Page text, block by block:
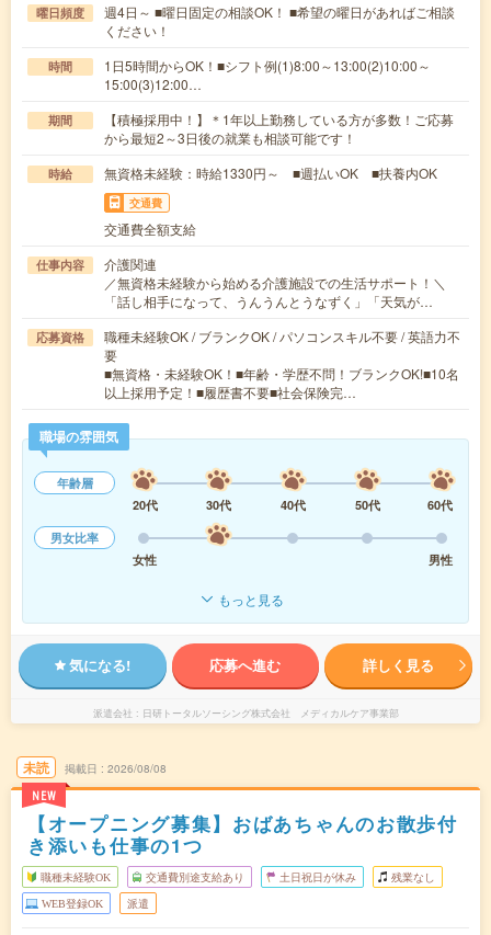
曜日頻度
週4日～ ■曜日固定の相談OK！ ■希望の曜日があればご相談
ください！
時間
1日5時間からOK！■シフト例(1)8:00～13:00(2)10:00～
15:00(3)12:00…
期間
【積極採用中！】＊1年以上勤務している方が多数！ご応募
から最短2～3日後の就業も相談可能です！
時給 無資格未経験：時給1330円～ ■週払いOK ■扶養内OK
交通費
交通費全額支給
仕事内容
介護関連
／無資格未経験から始める介護施設での生活サポート！＼
「話し相手になって、うんうんとうなずく」「天気が…
応募資格
職種未経験OK / ブランクOK / パソコンスキル不要 / 英語力不
要
■無資格・未経験OK！■年齢・学歴不問！ブランクOK!■10名
以上採用予定！■履歴書不要■社会保険完…
職場の雰囲気
年齢層
20代
30代 40代 50代
60代
男女比率
女性
男性
もっと見る
気になる! 応募へ進む 詳しく見る
派遣会社 日研トータルソーシング株式会社 メディカルケア事業部
未読
NEW
掲載日 2026/08/08
【オープニング募集】おばあちゃんのお散歩付
き添いも仕事の1つ
職種未経験OK 交通費別途支給あり 土日祝日が休み 残業なし
WEB登録OK 派遣